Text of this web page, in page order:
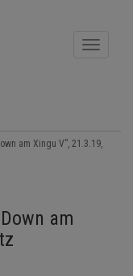
Toggle
am Xingu V”, 21.3.19,
am